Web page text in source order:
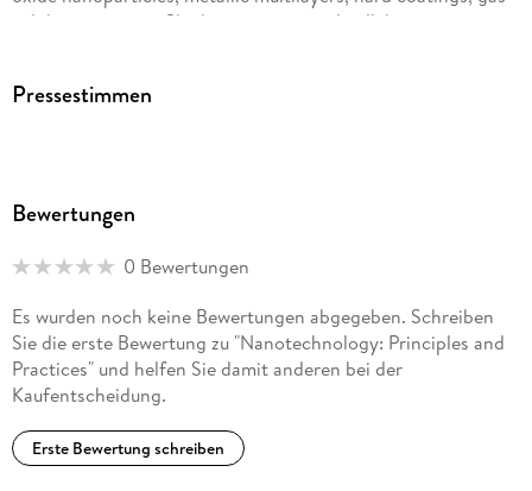
solid interactions. She has international collaborations in
various science associations in India, Dr. Kulkarni is a fellow
Since 2009 Dr Kulkarni is affiliated to the Indian Institute of
Science Education and Research, Pune.
Pressestimmen
Bewertungen
0 Bewertungen
Es wurden noch keine Bewertungen abgegeben. Schreiben
Sie die erste Bewertung zu "Nanotechnology: Principles and
Practices" und helfen Sie damit anderen bei der
Kaufentscheidung.
Erste Bewertung schreiben